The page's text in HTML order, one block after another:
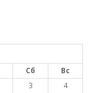
Сб
Вс
3
4